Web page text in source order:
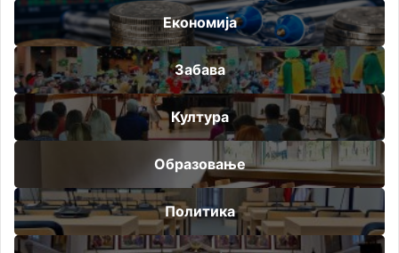
Економија
Забава
Култура
Образовање
Политика